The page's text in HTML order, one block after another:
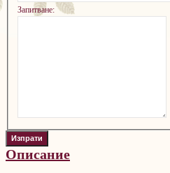
Запитване:
Описание